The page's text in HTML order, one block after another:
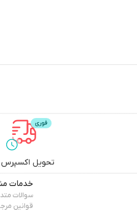
تحویل اکسپرس
خدمات
سوالات
قوانین